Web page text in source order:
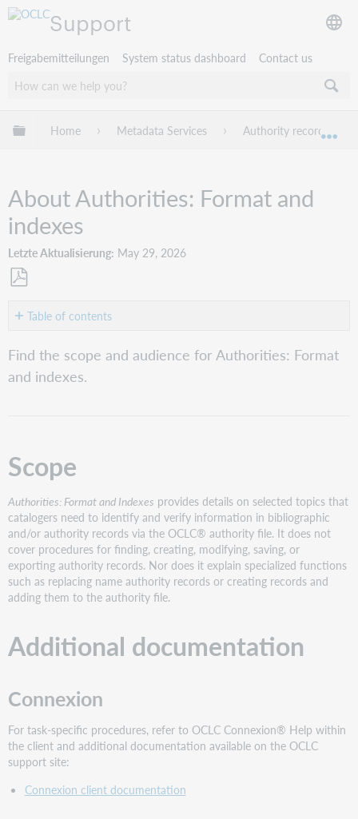
Support
Freigabemitteilungen System status dashboard Contact us
Globale Hierarchie expandieren/verbergen
Home Metadata Services Authority records
About Authorities: Format and
indexes
Letzte Aktualisierung May 29, 2026
PDFTable of contents
Scope
documentation
Superseded
documentation
Find the scope and audience for Authorities: Format
and indexes.
Scope
Authorities: Format and Indexes provides details on selected topics that
catalogers need to identify and verify information in bibliographic
and/or authority records via the OCLC® authority file. It does not
cover procedures for finding, creating, modifying, saving, or
exporting authority records. Nor does it explain specialized functions
such as replacing name authority records or creating records and
adding them to the authority file.
Additional documentation
Connexion
For task-specific procedures, refer to OCLC Connexion® Help within
the client and additional documentation available on the OCLC
support site:
Connexion client documentation